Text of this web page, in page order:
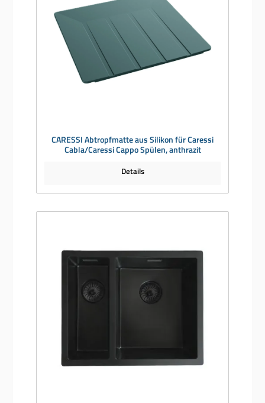
CARESSI Abtropfmatte aus Silikon für Caressi
Cabla/Caressi Cappo Spülen, anthrazit
Details